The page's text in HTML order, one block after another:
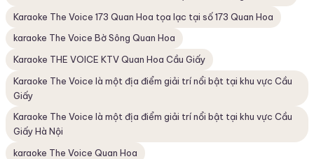
Karaoke The Voice 173 Quan Hoa tọa lạc tại số 173 Quan Hoa
karaoke The Voice Bờ Sông Quan Hoa
Karaoke THE VOICE KTV Quan Hoa Cầu Giấy
Karaoke The Voice là một địa điểm giải trí nổi bật tại khu vực Cầu
Giấy
Karaoke The Voice là một địa điểm giải trí nổi bật tại khu vực Cầu
Giấy Hà Nội
karaoke The Voice Quan Hoa